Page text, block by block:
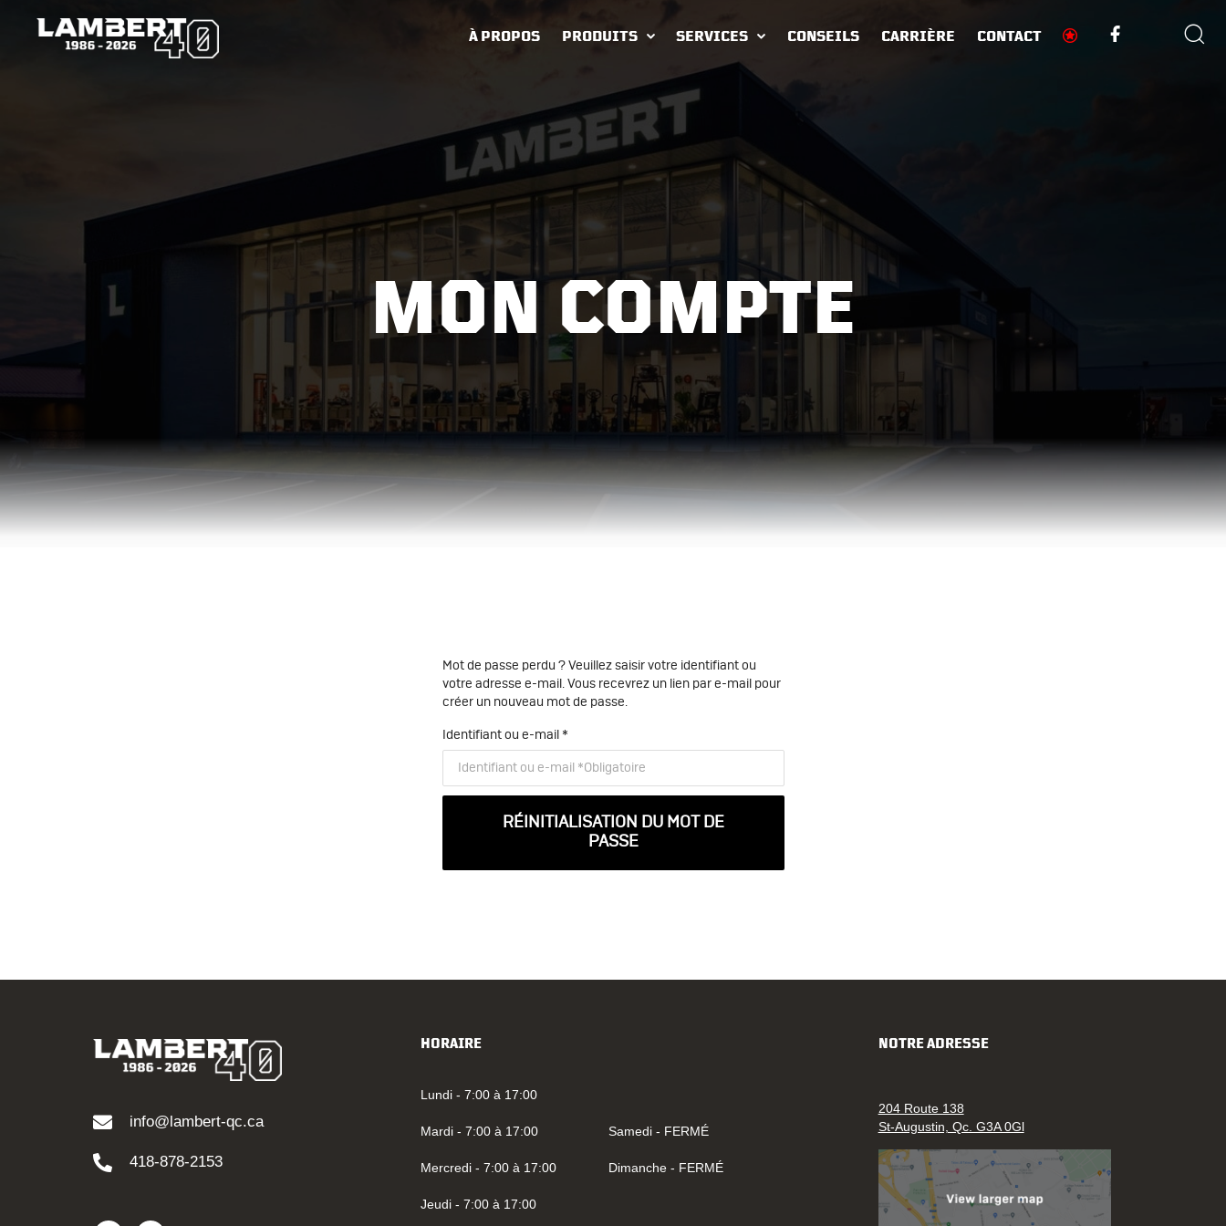
À PROPOS PRODUITS SERVICES CONSEILS CARRIÈRE CONTACT
MON COMPTE
Mot de passe perdu ? Veuillez saisir votre identifiant ou
votre adresse e-mail. Vous recevrez un lien par e-mail pour
créer un nouveau mot de passe.
Identifiant ou e-mail *
RÉINITIALISATION DU MOT DE
PASSE
info@lambert-qc.ca
418-878-2153
HORAIRE
Lundi - 7:00 à 17:00
Mardi - 7:00 à 17:00
Mercredi - 7:00 à 17:00
Jeudi - 7:00 à 17:00
Samedi - FERMÉ
Dimanche - FERMÉ
NOTRE ADRESSE
204 Route 138
St-Augustin, Qc. G3A 0Gl